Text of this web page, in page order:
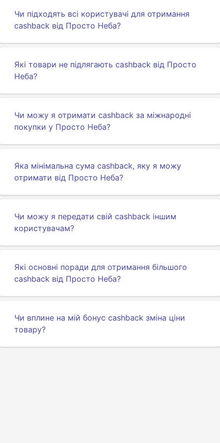
Чи підходять всі користувачі для отримання
cashback від Просто Неба?
Які товари не підлягають cashback від Просто
Неба?
Чи можу я отримати cashback за міжнародні
покупки у Просто Неба?
Яка мінімальна сума cashback, яку я можу
отримати від Просто Неба?
Чи можу я передати свій cashback іншим
користувачам?
Які основні поради для отримання більшого
cashback від Просто Неба?
Чи вплине на мій бонус cashback зміна ціни
товару?